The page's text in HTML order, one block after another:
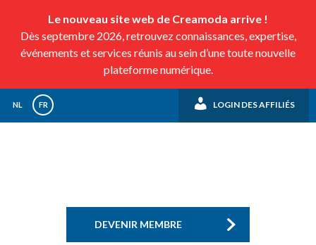
Le nouveau site web de Creamoda arrive !
Dès septembre 2026, retrouvez connaissances, expertise,
événements et services réunis au sein d’une toute nouvelle
plateforme numérique.
NL FR LOGIN DES AFFILIÉS
DEVENIR MEMBRE